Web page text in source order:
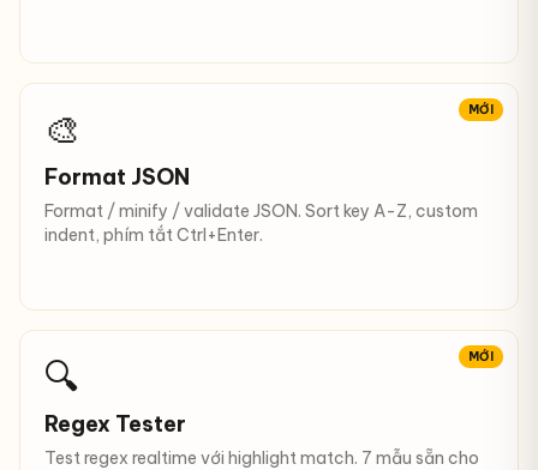
MỚI
🎨
Format JSON
Format / minify / validate JSON. Sort key A-Z, custom
indent, phím tắt Ctrl+Enter.
MỚI
🔍
Regex Tester
Test regex realtime với highlight match. 7 mẫu sẵn cho